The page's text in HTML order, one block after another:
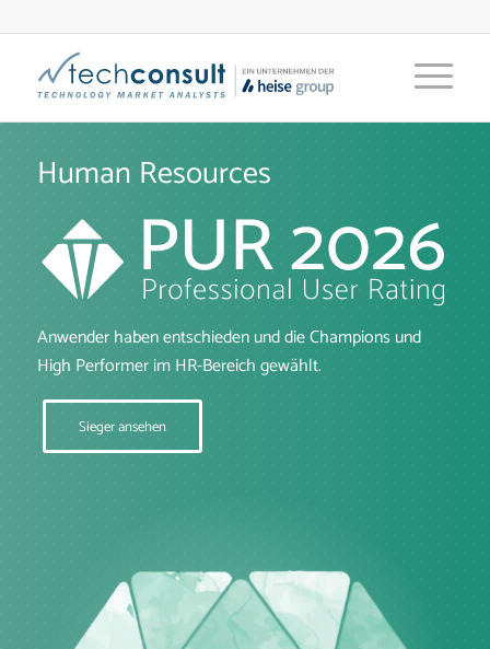
Human Resources
Anwender haben entschieden und die Champions und
High Performer im HR-Bereich gewählt.
Sieger ansehen